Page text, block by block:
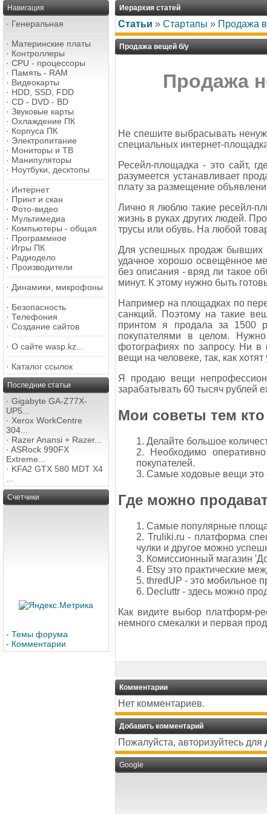
Навигация
· Генеральная
· Материнские платы
· Контроллеры
· CPU - процессоры
· Память - RAM
· Видеокарты
· HDD, SSD, FDD
· CD - DVD - BD
· Звуковые карты
· Охлаждение ПК
· Корпуса ПК
· Электропитание
· Мониторы и ТВ
· Манипуляторы
· Ноутбуки, десктопы
· Интернет
· Принт и скан
· Фото-видео
· Мультимедиа
· Компьютеры - общая
· Программное
· Игры ПК
· Радиодело
· Производители
· Динамики, микрофоны
· Безопасность
· Телефония
· Создание сайтов
· О сайте wasp.kz...
· Каталог ссылок
Последние статьи
· Gigabyte GA-Z77X-
UP5...
· Xerox WorkCentre
304...
· Razer Anansi + Razer...
· ASRock 990FX
Extreme...
· KFA2 GTX 580 MDT X4
Счетчики
- Темы форума
- Комментарии
Иерархия статей
Статьи » Стартапы » Продажа
Продажа вещей б/у
Продажа
Не спешите выбрасывать
специальных интернет-
Ресейл-площадка - это сайт,
разумеется устанавливает
плату за размещение
Лично я люблю такие ресейл-
жизнь в руках других людей.
трусы или обувь. На любой
Для успешных продаж бывших
удачное хорошо освещённое
без описания - вряд ли такое
минут. К этому нужно быть
Например на площадках по
санкций. Поэтому на такие
принтом я продала за 1500
покупателями в целом.
фотографиях по запросу. Ни в
вещи на человеке, так, как
Я продаю вещи
зарабатывать 60 тысяч рублей
Мои советы тем
1. Делайте большое
2. Необходимо
покупателей.
3. Самые ходовые вещи это
Где можно
1. Самые популярные
2. Truliki.ru - платформа
чулки и другое можно
3. Комиссионный магазин
4. Etsy это практические
5. thredUP - это мобильное
6. Decluttr - здесь можно
Как видите выбор платформ-
немного смекалки и первая
Комментарии
Нет комментариев.
Добавить комментарий
Пожалуйста, авторизуйтесь
Google